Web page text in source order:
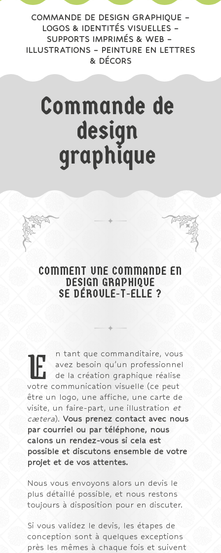
COMMANDE DE DESIGN GRAPHIQUE –
LOGOS & IDENTITÉS VISUELLES –
SUPPORTS IMPRIMÉS & WEB–
ILLUSTRATIONS – PEINTURE EN LETTRES
& DÉCORS
Commande de
design
graphique
COMMENT UNE COMMANDE EN
DESIGN GRAPHIQUE
SE DÉROULE-T-ELLE ?
E
n tant que commanditaire, vous
avez besoin qu’un professionnel
de la création graphique réalise
votre communication visuelle (ce peut
être un logo, une affiche, une carte de
visite, un faire-part, une illustration et
cætera). Vous prenez contact avec nous
par courriel ou par téléphone, nous
calons un rendez-vous si cela est
possible et discutons ensemble de votre
projet et de vos attentes.
Nous vous envoyons alors un devis le
plus détaillé possible, et nous restons
toujours à disposition pour en discuter.
Si vous validez le devis, les étapes de
conception sont à quelques exceptions
près les mêmes à chaque fois et suivent